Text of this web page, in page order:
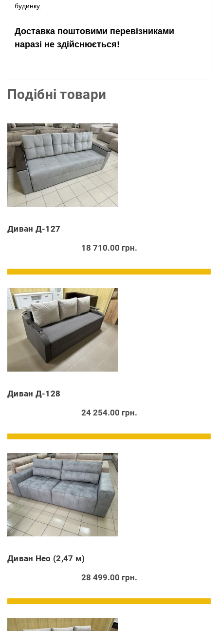
будинку.
Доставка поштовими перевізниками
наразі не здійснюється!
Подібні товари
Диван Д-127
18 710.00 грн.
Диван Д-128
24 254.00 грн.
Диван Нео (2,47 м)
28 499.00 грн.